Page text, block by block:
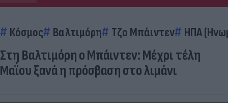
Κόσμος Βαλτιμόρη Τζο Μπάιντεν ΗΠΑ
Στη Βαλτιμόρη ο Μπάιντεν: Μέχρι τέλη
Μαΐου ξανά η πρόσβαση στο λιμάνι